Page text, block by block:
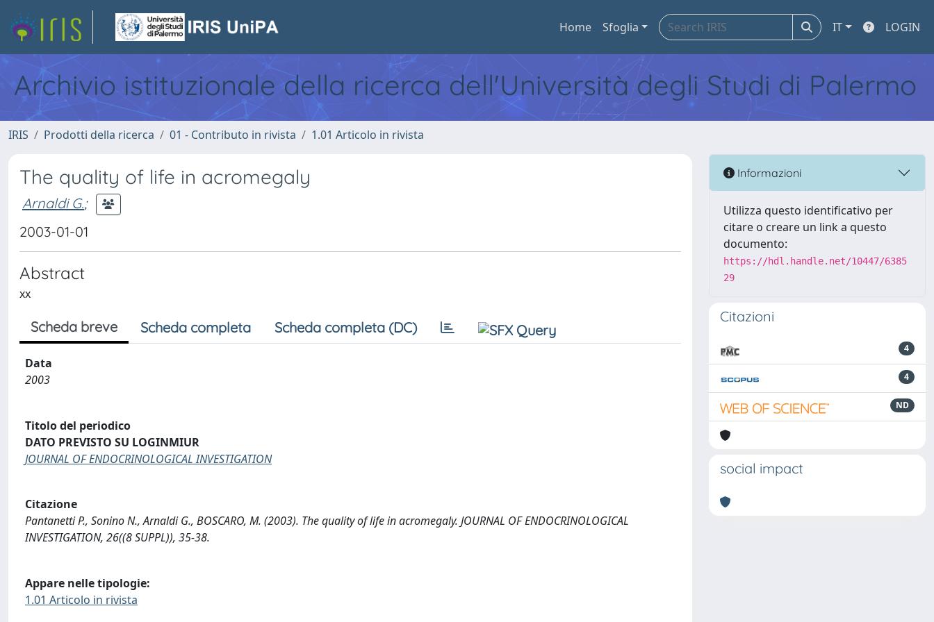
Home Sfoglia IT LOGIN
Archivio istituzionale della ricerca dell'Università degli Studi di Palermo
IRIS Prodotti della ricerca 01 - Contributo in rivista 1.01 Articolo in rivista
The quality of life in acromegaly
Arnaldi G.;
2003-01-01
Abstract
xx
Scheda breve Scheda completa Scheda completa (DC)
Data
2003
Titolo del periodico
DATO PREVISTO SU LOGINMIUR
JOURNAL OF ENDOCRINOLOGICAL INVESTIGATION
Citazione
Pantanetti P., Sonino N., Arnaldi G., BOSCARO, M. (2003). The quality of life in acromegaly. JOURNAL OF ENDOCRINOLOGICAL
INVESTIGATION, 26((8 SUPPL)), 35-38.
Appare nelle tipologie:
1.01 Articolo in rivista
Informazioni
Utilizza questo identificativo per
citare o creare un link a questo
documento:
https://hdl.handle.net/10447/6385
29
Citazioni
4
4
ND
social impact